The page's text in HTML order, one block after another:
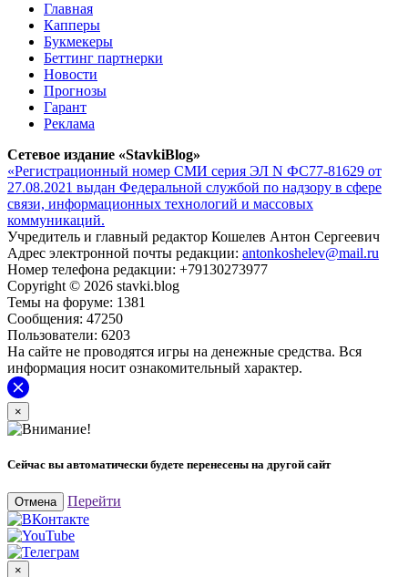
Главная
Капперы
Букмекеры
Беттинг партнерки
Новости
Прогнозы
Гарант
Реклама
Сетевое издание «StavkiBlog»
«Регистрационный номер СМИ серия ЭЛ N ФС77-81629 от
27.08.2021 выдан Федеральной службой по надзору в сфере
связи, информационных технологий и массовых
коммуникаций.
Учредитель и главный редактор Кошелев Антон Сергеевич
Адрес электронной почты редакции: antonkoshelev@mail.ru
Номер телефона редакции: +79130273977
Copyright © 2026 stavki.blog
Темы на форуме: 1381
Сообщения: 47250
Пользователи: 6203
На сайте не проводятся игры на денежные средства. Вся
информация носит ознакомительный характер.
×
Сейчас вы автоматически будете перенесены на другой сайт
Отмена Перейти
×